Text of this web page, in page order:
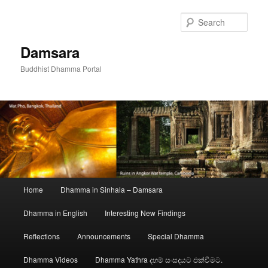
Damsara
Buddhist Dhamma Portal
Home Dhamma in Sinhala – Damsara
Dhamma in English Interesting New Findings
Reflections Announcements Special Dhamma
Dhamma Videos Dhamma Yathra දහම් සංසදයට එක්වීමට.